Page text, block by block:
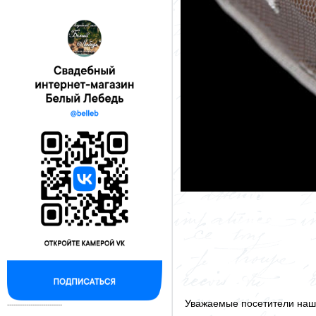
-------------------------- Уважаемые посетители